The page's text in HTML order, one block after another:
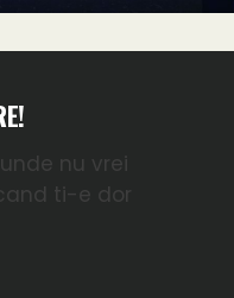
nu vrei
ti-e dor